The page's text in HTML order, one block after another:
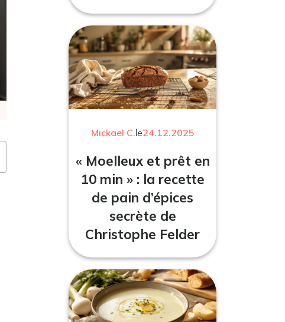
Mickael C.le24.12.2025
« Moelleux et prêt en
10 min » : la recette
de pain d’épices
secrète de
Christophe Felder